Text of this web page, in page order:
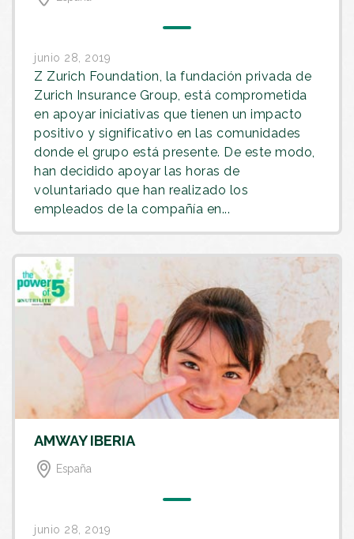
junio 28, 2019
Z Zurich Foundation, la fundación privada de
Zurich Insurance Group, está comprometida
en apoyar iniciativas que tienen un impacto
positivo y significativo en las comunidades
donde el grupo está presente. De este modo,
han decidido apoyar las horas de
voluntariado que han realizado los
empleados de la compañía en...
AMWAY IBERIA
España
junio 28, 2019